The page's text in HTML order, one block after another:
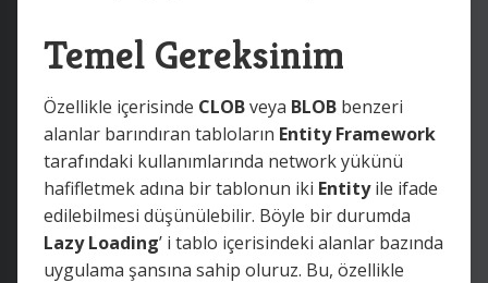
Temel Gereksinim
Özellikle içerisinde CLOBveya BLOB benzeri
alanlar barındıran tabloların Entity Framework
tarafındaki kullanımlarında network yükünü
hafifletmek adına bir tablonun iki Entityile ifade
edilebilmesi düşünülebilir. Böyle bir durumda
Lazy Loading’ i tablo içerisindeki alanlar bazında
uygulama şansına sahip oluruz. Bu, özellikle